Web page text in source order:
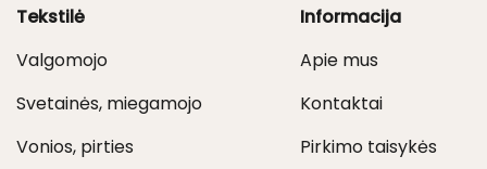
Tekstilė
Valgomojo
Svetainės, miegamojo
Vonios, pirties
Informacija
Apie mus
Kontaktai
Pirkimo taisykės